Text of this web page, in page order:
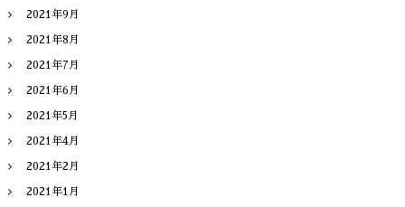
2021年9月
2021年8月
2021年7月
2021年6月
2021年5月
2021年4月
2021年2月
2021年1月